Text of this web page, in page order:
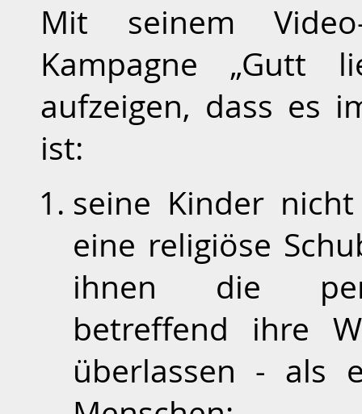
Mit seinem
Kampagne „Gutt
aufzeigen, dass es
ist:
seine Kinder
eine religiöse
ihnen die
betreffend ihre
überlassen - als